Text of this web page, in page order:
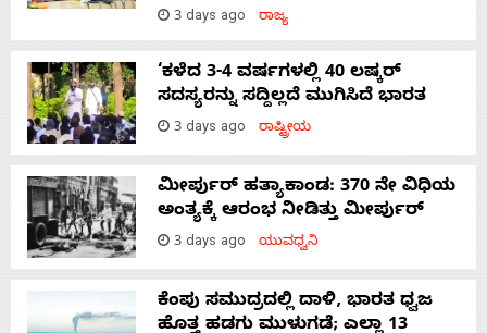
3 days ago ರಾಜ್ಯ
‘ಕಳೆದ 3-4 ವರ್ಷಗಳಲ್ಲಿ 40 ಲಷ್ಕರ್
ಸದಸ್ಯರನ್ನು ಸದ್ದಿಲ್ಲದೆ ಮುಗಿಸಿದೆ ಭಾರತ
3 days ago ರಾಷ್ಟ್ರೀಯ
ಮೀರ್ಪುರ್ ಹತ್ಯಾಕಾಂಡ: 370 ನೇ ವಿಧಿಯ
ಅಂತ್ಯಕ್ಕೆ ಆರಂಭ ನೀಡಿತ್ತು ಮೀರ್ಪುರ್
3 days ago ಯುವಧ್ವನಿ
ಕೆಂಪು ಸಮುದ್ರದಲ್ಲಿ ದಾಳಿ, ಭಾರತ ಧ್ವಜ
ಹೊತ್ತ ಹಡಗು ಮುಳುಗಡೆ; ಎಲ್ಲಾ 13